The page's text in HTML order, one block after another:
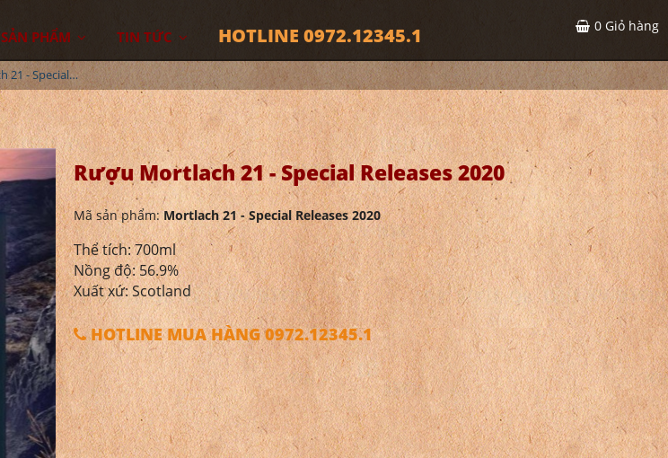
SẢN PHẨM TIN TỨC HOTLINE 0972.12345.1 0 Giỏ hàng
Rượu Mortlach 21 - Special Releases 2020
Rượu Mortlach 21 - Special Releases 2020
Mã sản phẩm:Mortlach 21 - Special Releases 2020
Thể tích: 700ml
Nồng độ: 56.9%
Xuất xứ: Scotland
HOTLINE MUA HÀNG 0972.12345.1